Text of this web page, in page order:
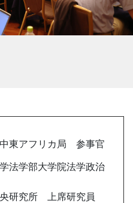
東アフリカ局 参事官
法学部大学院法学政治
研究所 上席研究員